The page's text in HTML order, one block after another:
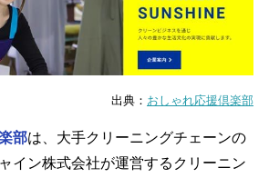
出典： おしゃれ応援倶楽部
部は、大手クリーニングチェーンの
イン株式会社が運営するクリーニン